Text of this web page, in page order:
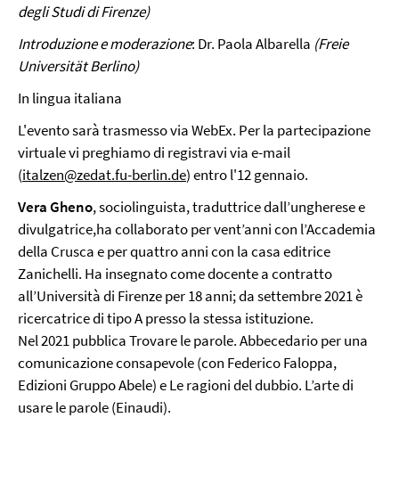
degli Studi di Firenze)
Introduzione e moderazione: Dr. Paola Albarella (Freie
Universität Berlino)
In lingua italiana
L'evento sarà trasmesso via WebEx. Per la partecipazione
virtuale vi preghiamo di registravi via e-mail
(italzen@zedat.fu-berlin.de) entro l'12 gennaio.
Vera Gheno, sociolinguista, traduttrice dall’ungherese e
divulgatrice,ha collaborato per vent’anni con l’Accademia
della Crusca e per quattro anni con la casa editrice
Zanichelli. Ha insegnato come docente a contratto
all’Università di Firenze per 18 anni; da settembre 2021 è
ricercatrice di tipo A presso la stessa istituzione.
Nel 2021 pubblica Trovare le parole. Abbecedario per una
comunicazione consapevole (con Federico Faloppa,
Edizioni Gruppo Abele) e Le ragioni del dubbio. L’arte di
usare le parole (Einaudi).